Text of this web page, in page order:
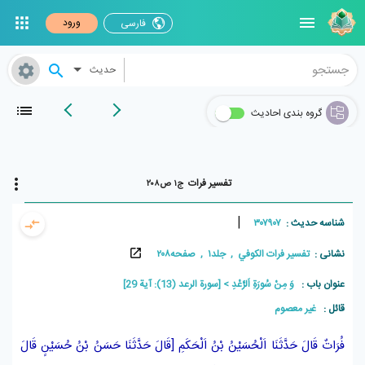
فارسی ورود
حدیث
گروه بندی احادیث
تفسير فرات ج۱ ص۲۰۸
شناسه حدیث : ۳۰۷۹۰۷ |
نشانی :تفسير فرات الکوفي , جلد۱ , صفحه۲۰۸
عنوان باب : وَ مِنْ سُورَةِ اَلرَّعْدِ
[سورة الرعد (13): آیة 29]
قائل : غير معصوم
فُرَاتٌ قَالَ حَدَّثَنَا اَلْحُسَيْنُ بْنُ اَلْحَكَمِ[قَالَ حَدَّثَنَا حَسَنُ بْنُ حُسَيْنٍقَالَ